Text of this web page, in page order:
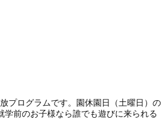
プログラムです。園休園日（土曜日）の
学前のお子様なら誰でも遊びに来られる